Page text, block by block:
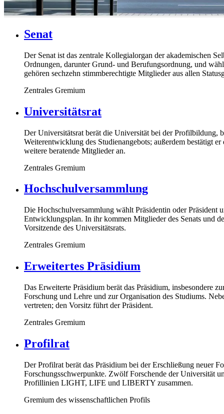
Senat
Der Senat ist das zentrale Kollegialorgan der akademischen
Ordnungen, darunter Grund- und Berufungsordnung, und
gehören sechzehn stimmberechtigte Mitglieder aus allen
Zentrales Gremium
Universitätsrat
Der Universitätsrat berät die Universität bei der Profilbildung,
Weiterentwicklung des Studienangebots; außerdem bestätigt
weitere beratende Mitglieder an.
Zentrales Gremium
Hochschulversammlung
Die Hochschulversammlung wählt Präsidentin oder
Entwicklungsplan. In ihr kommen Mitglieder des Senats und
Vorsitzende des Universitätsrats.
Zentrales Gremium
Erweitertes Präsidium
Das Erweiterte Präsidium berät das Präsidium, insbesondere
Forschung und Lehre und zur Organisation des Studiums.
vertreten; den Vorsitz führt der Präsident.
Zentrales Gremium
Profilrat
Der Profilrat berät das Präsidium bei der Erschließung neuer
Forschungsschwerpunkte. Zwölf Forschende der Universität
Profillinien LIGHT, LIFE und LIBERTY zusammen.
Gremium des wissenschaftlichen Profils